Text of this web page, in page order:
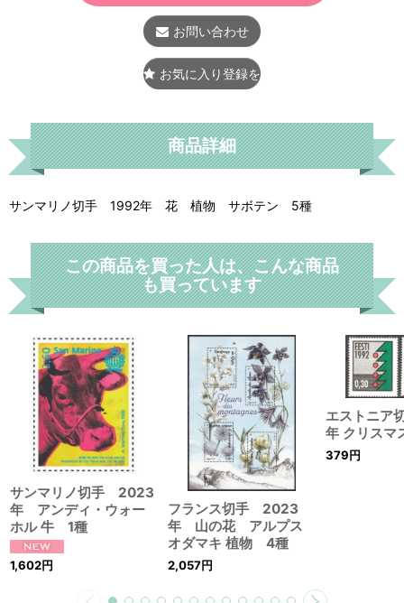
お問い合わせ
お気に入り登録をする
商品詳細
サンマリノ切手 1992年 花 植物 サボテン 5種
この商品を買った人は、こんな商品
も買っています
サンマリノ切手 2023
年 アンディ・ウォー
ホル 牛 1種
1,602円
フランス切手 2023
年 山の花 アルプス
オダマキ 植物 4種
2,057円
エストニ
年 クリス
379円